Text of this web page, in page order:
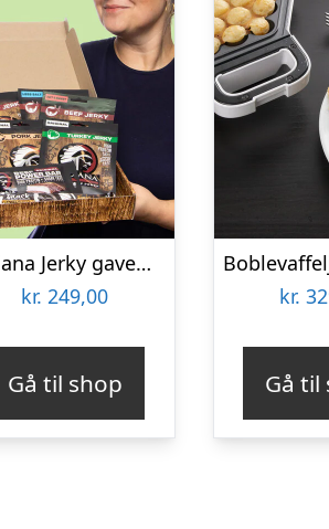
Indiana Jerky gaveæske
kr. 249,00
Gå til shop
kr.
Gå til